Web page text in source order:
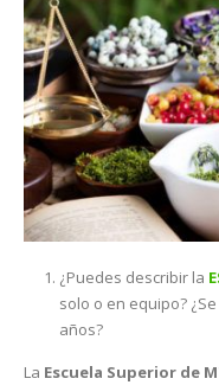
¿Puedes describir la
solo o en equipo?
años?
La Escuela Superior de